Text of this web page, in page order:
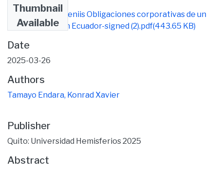
Thumbnail
Available
Proyecto Be Ingeniis Obligaciones corporativas de un
emprendedor en Ecuador-signed (2).pdf(443.65 KB)
Date
2025-03-26
Authors
Tamayo Endara, Konrad Xavier
Publisher
Quito: Universidad Hemisferios 2025
Abstract